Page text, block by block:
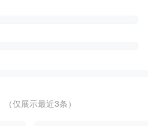
（仅展示最近3条）